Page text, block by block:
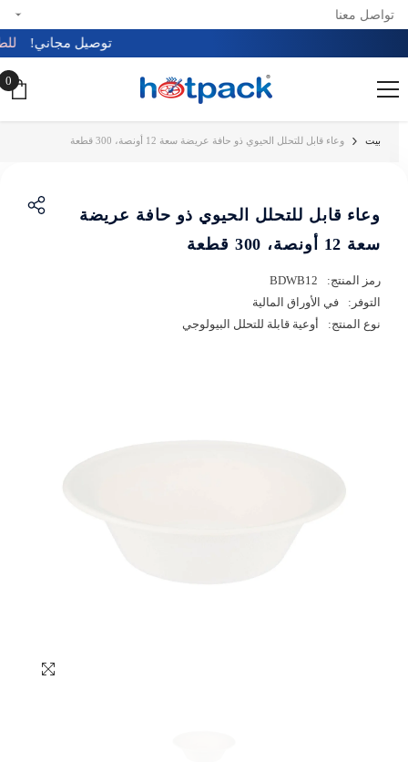
تخطي إلى المحتوى
تواصل معنا
توصيل مجاني!
0
0
بيت وعاء قابل للتحلل الحيوي ذو حافة عريضة سعة 12 أونصة، 300 قطعة
وعاء قابل للتحلل الحيوي ذو حافة عريضة
سعة 12 أونصة، 300 قطعة
رمز المنتج:
BDWB12
التوفر:
في الأوراق المالية
نوع المنتج:
أوعية قابلة للتحلل البيولوجي